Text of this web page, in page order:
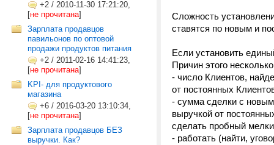
+2 / 2010-11-30 17:21:20,
[не прочитана]
Зарплата продавцов
павильонов по оптовой
продажи продуктов питания
+2 / 2011-02-16 14:41:23,
[не прочитана]
KPI- для продуктового
магазина
+6 / 2016-03-20 13:10:34,
[не прочитана]
Зарплата продавцов БЕЗ
выручки. Как?
Сложность
ставятся по новым и
Если установить
Причин этого
- число Клиентов,
от постоянных
- сумма сделки с
выручкой от
сделать пробный
- работать (найти,